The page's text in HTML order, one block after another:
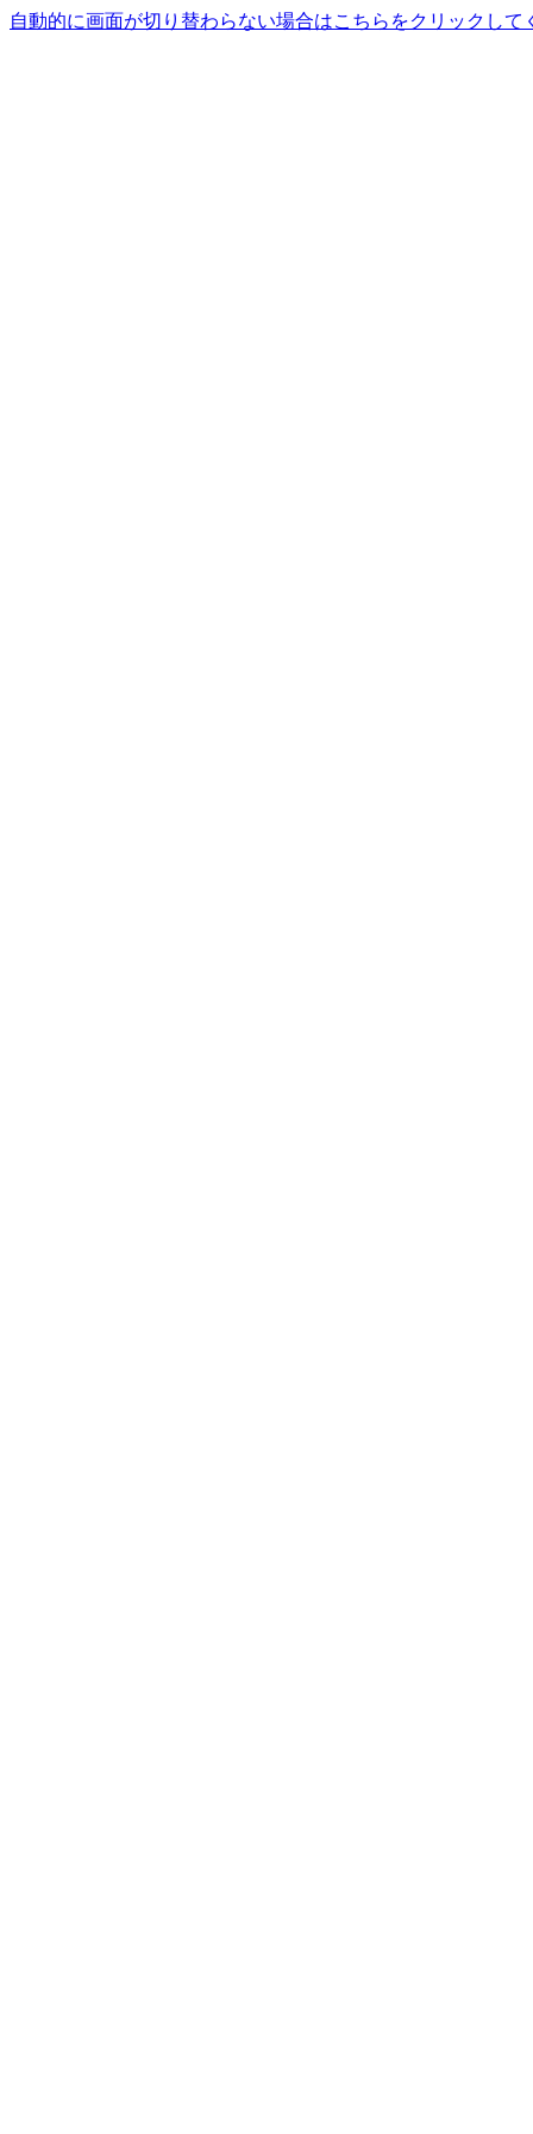
自動的に画面が切り替わらない場合はこちらをクリックして